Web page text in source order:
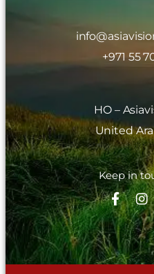
+971 55
HO –
United
Keep in